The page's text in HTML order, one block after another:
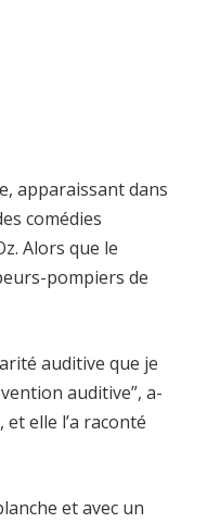
apparaissant dans
comédies
Alors que le
pompiers de
auditive que je
auditive”, a-
elle l’a raconté
et avec un